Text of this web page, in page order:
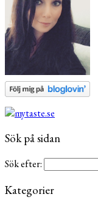
Sök på sidan
Sök efter:
Kategorier